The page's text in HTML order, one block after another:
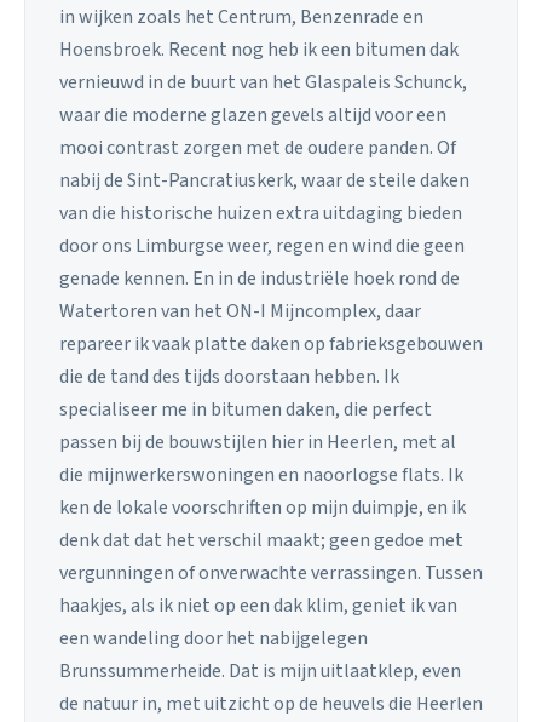
in wijken zoals het Centrum, Benzenrade en
Hoensbroek. Recent nog heb ik een bitumen dak
vernieuwd in de buurt van het Glaspaleis Schunck,
waar die moderne glazen gevels altijd voor een
mooi contrast zorgen met de oudere panden. Of
nabij de Sint-Pancratiuskerk, waar de steile daken
van die historische huizen extra uitdaging bieden
door ons Limburgse weer, regen en wind die geen
genade kennen. En in de industriële hoek rond de
Watertoren van het ON-I Mijncomplex, daar
repareer ik vaak platte daken op fabrieksgebouwen
die de tand des tijds doorstaan hebben. Ik
specialiseer me in bitumen daken, die perfect
passen bij de bouwstijlen hier in Heerlen, met al
die mijnwerkerswoningen en naoorlogse flats. Ik
ken de lokale voorschriften op mijn duimpje, en ik
denk dat dat het verschil maakt; geen gedoe met
vergunningen of onverwachte verrassingen. Tussen
haakjes, als ik niet op een dak klim, geniet ik van
een wandeling door het nabijgelegen
Brunssummerheide. Dat is mijn uitlaatklep, even
de natuur in, met uitzicht op de heuvels die Heerlen